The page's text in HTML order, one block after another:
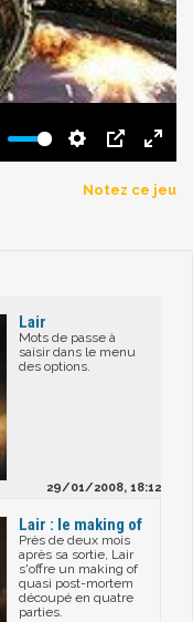
Notez ce jeu
Lair
Mots de passe à
saisir dans le menu
des options.
29/01/2008, 18:12
Lair : le making of
Près de deux mois
après sa sortie, Lair
s'offre un making of
quasi post-mortem
découpé en quatre
parties.